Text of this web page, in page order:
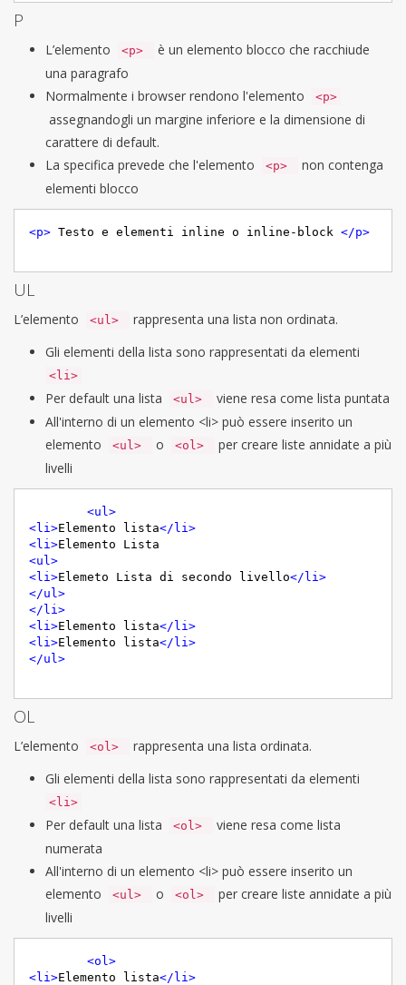
P
L’elemento <p>
è un elemento blocco che racchiude
una paragrafo
Normalmente i browser rendono l'elemento
<p>
assegnandogli un margine inferiore e la dimensione di
carattere di default.
La specifica prevede che l'elemento
<p>
non contenga
elementi blocco
<p> Testo e elementi inline o inline-block </p>
UL
L’elemento <ul>
rappresenta una lista non ordinata.
Gli elementi della lista sono rappresentati da elementi
<li>
Per default una lista <ul>
viene resa come lista puntata
All'interno di un elemento <li> può essere inserito un
elemento
<ul> o <ol>
per creare liste annidate a più
livelli
<ul>
<li>Elemento lista</ li>
<li>
<ul>
<li>Elemeto Lista di secondo livello</ li>
</ul>
</ li>
<li>Elemento lista</ li>
<li>Elemento lista</ li>
</ul>
OL
L’elemento <ol>
rappresenta una lista ordinata.
Gli elementi della lista sono rappresentati da elementi
<li>
Per default una lista <ol>
viene resa come lista
numerata
All'interno di un elemento <li> può essere inserito un
elemento
<ul> o <ol>
per creare liste annidate a più
livelli
<ol>
<li>Elemento lista</ li>